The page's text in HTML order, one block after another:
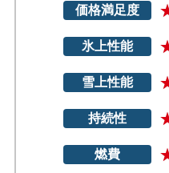
価格満足度
氷上性能
雪上性能
持続性
燃費